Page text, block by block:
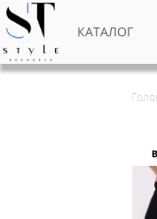
КАТАЛОГ